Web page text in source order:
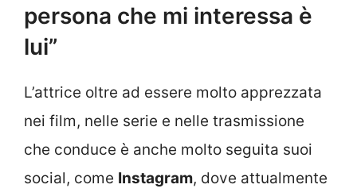
persona che mi interessa è
lui”
L’attrice oltre ad essere molto apprezzata
nei film, nelle serie e nelle trasmissione
che conduce è anche molto seguita suoi
social, come Instagram, dove attualmente